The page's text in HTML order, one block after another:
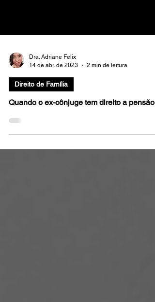
Dra. Adriane Felix
14 de abr. de 2023
Direito de Família
Quando o ex-cônjuge tem direito a pensão?